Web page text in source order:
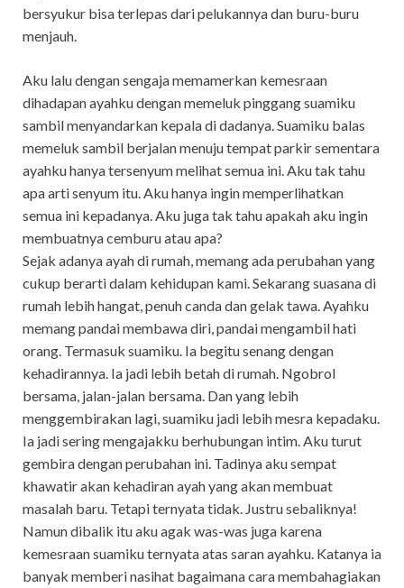
bersyukur bisa terlepas dari pelukannya dan buru-buru
menjauh.
Aku lalu dengan sengaja memamerkan kemesraan
dihadapan ayahku dengan memeluk pinggang suamiku
sambil menyandarkan kepala di dadanya. Suamiku balas
memeluk sambil berjalan menuju tempat parkir sementara
ayahku hanya tersenyum melihat semua ini. Aku tak tahu
apa arti senyum itu. Aku hanya ingin memperlihatkan
semua ini kepadanya. Aku juga tak tahu apakah aku ingin
membuatnya cemburu atau apa?
Sejak adanya ayah di rumah, memang ada perubahan yang
cukup berarti dalam kehidupan kami. Sekarang suasana di
rumah lebih hangat, penuh canda dan gelak tawa. Ayahku
memang pandai membawa diri, pandai mengambil hati
orang. Termasuk suamiku. Ia begitu senang dengan
kehadirannya. Ia jadi lebih betah di rumah. Ngobrol
bersama, jalan-jalan bersama. Dan yang lebih
menggembirakan lagi, suamiku jadi lebih mesra kepadaku.
Ia jadi sering mengajakku berhubungan intim. Aku turut
gembira dengan perubahan ini. Tadinya aku sempat
khawatir akan kehadiran ayah yang akan membuat
masalah baru. Tetapi ternyata tidak. Justru sebaliknya!
Namun dibalik itu aku agak was-was juga karena
kemesraan suamiku ternyata atas saran ayahku. Katanya ia
banyak memberi nasihat bagaimana cara membahagiakan